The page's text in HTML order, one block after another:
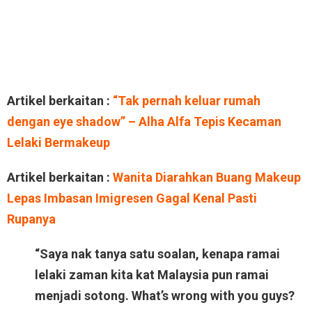
Artikel berkaitan : “Tak pernah keluar rumah
dengan eye shadow” – Alha Alfa Tepis Kecaman
Lelaki Bermakeup
Artikel berkaitan : Wanita Diarahkan Buang Makeup
Lepas Imbasan Imigresen Gagal Kenal Pasti
Rupanya
“Saya nak tanya satu soalan, kenapa ramai
lelaki zaman kita kat Malaysia pun ramai
menjadi sotong. What’s wrong with you guys?